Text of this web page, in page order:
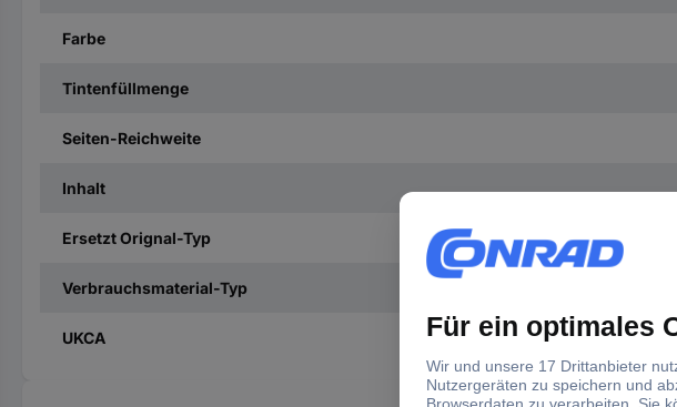
Farbe
Tintenfüllmenge
Seiten-Reichweite
Inhalt
Ersetzt Orignal-Typ
Verbrauchsmaterial-Typ
UKCA